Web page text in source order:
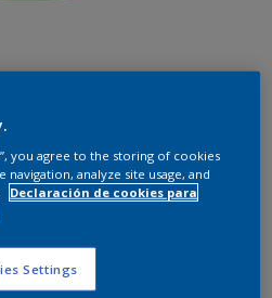
11BB 35/316
Cambiar de color
3,6 L
you agree to the storing of cookies
analyze site usage, and
Declaración de cookies para
Settings